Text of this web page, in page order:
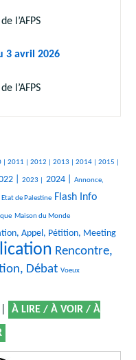
l’AFPS
3 avril 2026
l’AFPS
|2011 |2012 |2013 |2014 |2015 |
| 2023 | 2024 | Annonce,
Etat de Palestine Flash Info
Maison du Monde
Appel, Pétition, Meeting
Rencontre,
Débat Voeux
À LIRE / À VOIR / À